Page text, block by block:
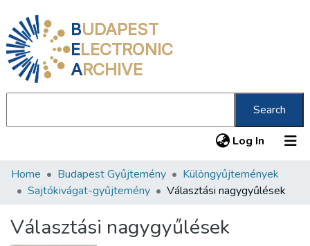
BUDAPEST
ELECTRONIC
ARCHIVE
Search
Log In (current)
Communities & Collections
Statistics
Home Budapest Gyűjtemény
Különgyűjtemények
Sajtókivágat-gyűjtemény
Választási nagygyűlések
Választási nagygyűlések